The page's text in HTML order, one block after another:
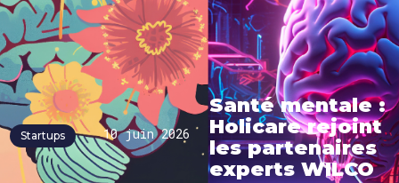
Startups 10 juin 2026
Santé mentale :
Holicare rejoint
les partenaires
experts WILCO